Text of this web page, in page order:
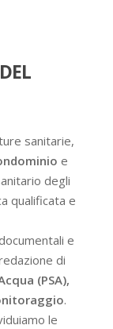
sanitarie,
e
degli
qualificata e
e
di
(PSA),
.
le